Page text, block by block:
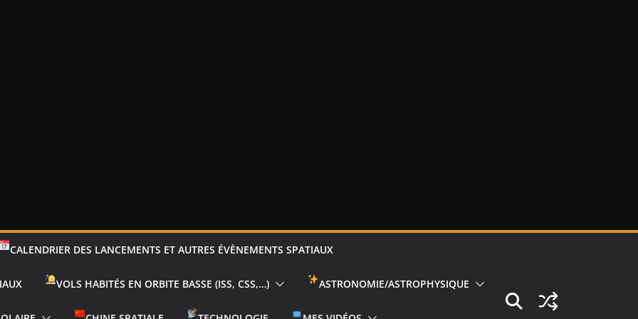
CALENDRIER DES LANCEMENTS ET AUTRES ÉVÈNEMENTS SPATIAUX
VOLS HABITÉS EN ORBITE BASSE (ISS, CSS,…) ASTRONOMIE/ASTROPHYSIQUE